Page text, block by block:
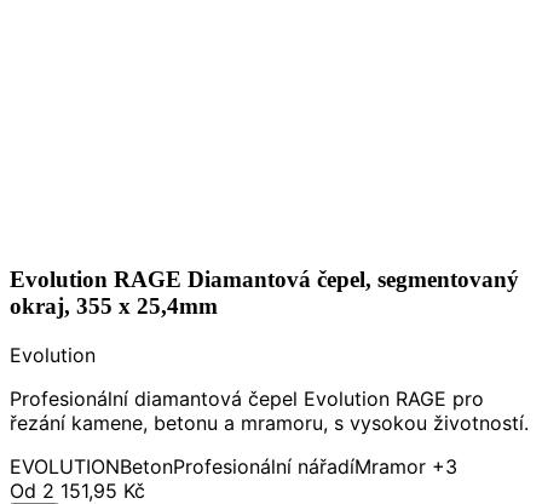
Evolution RAGE Diamantová čepel, segmentovaný
okraj, 355 x 25,4mm
Evolution
Profesionální diamantová čepel Evolution RAGE pro
řezání kamene, betonu a mramoru, s vysokou životností.
EVOLUTIONBetonProfesionální nářadíMramor +3
Od 2 151,95 Kč